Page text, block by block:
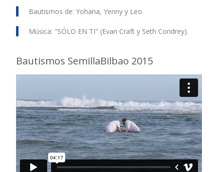
Bautismos de: Yohana, Yenny y Leo.
Música: "SÓLO EN TI" (Evan Craft y Seth Condrey).
Bautismos SemillaBilbao 2015